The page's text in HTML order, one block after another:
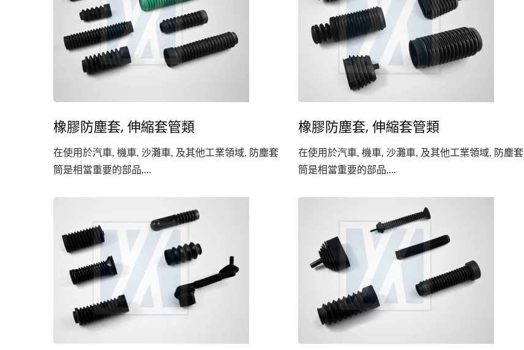
橡膠防塵套, 伸縮套管類
在使用於汽車, 機車, 沙灘車, 及其他工業領域, 防塵套
筒是相當重要的部品,...
橡膠防塵套, 伸縮套管類
在使用於汽車, 機車, 沙灘車, 及其他工業領域, 防塵套
筒是相當重要的部品,...